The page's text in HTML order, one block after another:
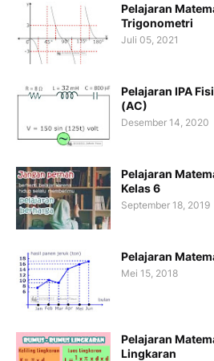
Pelajaran
Trigonometri
Juli 05, 2021
Pelajaran IPA
(AC)
Desember 14, 2020
Pelajaran
Kelas 6
September 18, 2019
Pelajaran
Mei 15, 2018
Pelajaran
Lingkaran